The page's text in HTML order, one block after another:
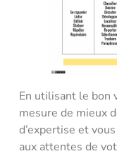
En utilisant le bon
mesure de mieux
d’expertise et
aux attentes de